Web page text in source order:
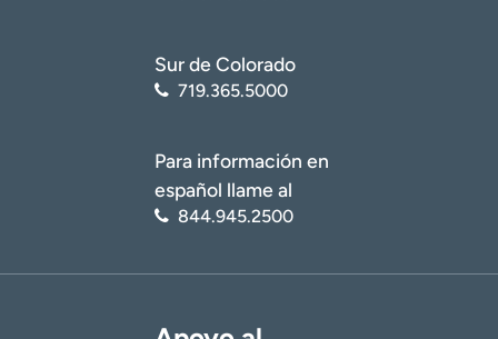
Sur de Colorado
719.365.5000
Para información en
español llame al
844.945.2500